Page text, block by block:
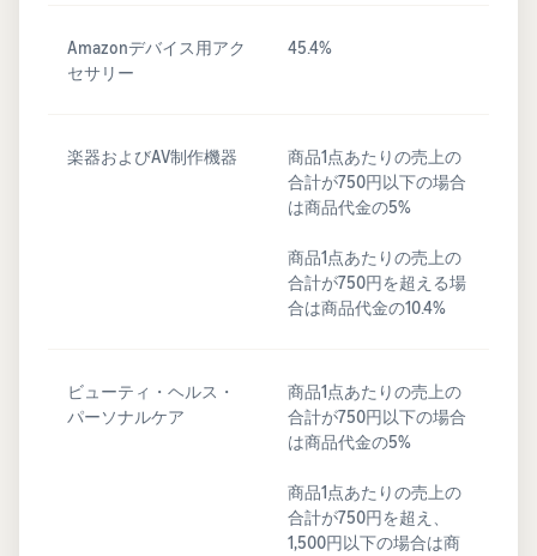
Amazonデバイス用アク
セサリー
45.4%
楽器およびAV制作機器
商品1点あたりの売上の
合計が750円以下の場合
は商品代金の5%
商品1点あたりの売上の
合計が750円を超える場
合は商品代金の10.4%
ビューティ・ヘルス・
パーソナルケア
商品1点あたりの売上の
合計が750円以下の場合
は商品代金の5%
商品1点あたりの売上の
合計が750円を超え、
1,500円以下の場合は商